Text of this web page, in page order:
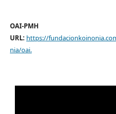
OAI-PMH
URL: https://
nia/oai.